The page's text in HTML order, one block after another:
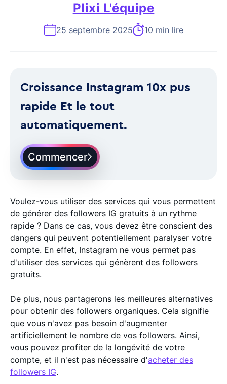
Plixi L'équipe
25 septembre 2025 10 min lire
Croissance Instagram 10x pus
rapide Et le tout
automatiquement.
Commencer
Voulez-vous utiliser des services qui vous permettent
de générer des followers IG gratuits à un rythme
rapide ? Dans ce cas, vous devez être conscient des
dangers qui peuvent potentiellement paralyser votre
compte. En effet, Instagram ne vous permet pas
d'utiliser des services qui génèrent des followers
gratuits.
De plus, nous partagerons les meilleures alternatives
pour obtenir des followers organiques. Cela signifie
que vous n'avez pas besoin d'augmenter
artificiellement le nombre de vos followers. Ainsi,
vous pouvez profiter de la longévité de votre
compte, et il n'est pas nécessaire d'acheter des
followers IG.